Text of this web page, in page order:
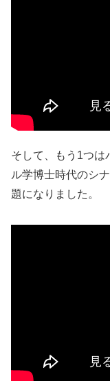
そして、もう1つは
ル学博士時代のシ
題になりました。